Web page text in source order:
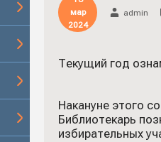
мар
2024
admin
Текущий год
Накануне этого
Библиотекарь
избирательных